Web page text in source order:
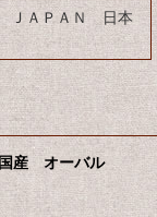
ＡＰＡＮ 日本
産 オーバル